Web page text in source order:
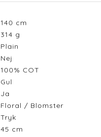
140 cm
314 g
Plain
Nej
100% COT
Gul
Ja
Floral / Blomster
Tryk
45 cm